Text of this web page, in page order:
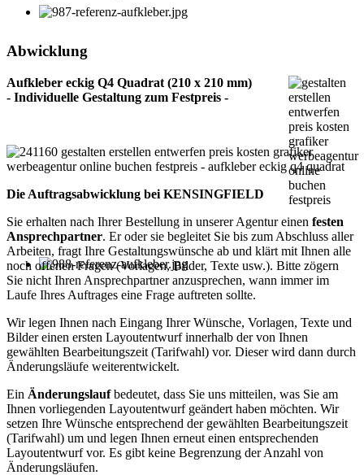
Abwicklung
Aufkleber eckig Q4 Quadrat (210 x 210 mm)
- Individuelle Gestaltung zum Festpreis -
Die Auftragsabwicklung bei KENSINGFIELD
Sie erhalten nach Ihrer Bestellung in unserer Agentur einen festen
Ansprechpartner. Er oder sie begleitet Sie bis zum Abschluss aller
Arbeiten, fragt Ihre Gestaltungswünsche ab und klärt mit Ihnen alle
noch offenen Fragen (Vorlagen, Bilder, Texte usw.). Bitte zögern
Sie nicht Ihren Ansprechpartner anzusprechen, wann immer im
Laufe Ihres Auftrages eine Frage auftreten sollte.
Wir legen Ihnen nach Eingang Ihrer Wünsche, Vorlagen, Texte und
Bilder einen ersten Layoutentwurf innerhalb der von Ihnen
gewählten Bearbeitungszeit (Tarifwahl) vor. Dieser wird dann durch
Änderungsläufe weiterentwickelt.
Ein Änderungslaufbedeutet, dass Sie uns mitteilen, was Sie am
Ihnen vorliegenden Layoutentwurf geändert haben möchten. Wir
setzen Ihre Wünsche entsprechend der gewählten Bearbeitungszeit
(Tarifwahl) um und legen Ihnen erneut einen entsprechenden
Layoutentwurf vor. Es gibt keine Begrenzung der Anzahl von
Änderungsläufen.